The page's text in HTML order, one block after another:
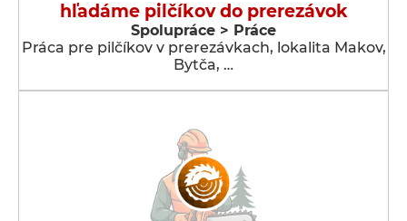
hľadáme pilčíkov do prerezávok
Spolupráce > Práce
Práca pre pilčíkov v prerezávkach, lokalita Makov,
Bytča, …